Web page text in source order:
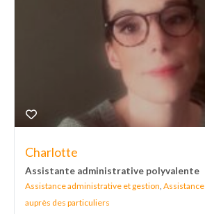
Charlotte
Assistante administrative polyvalente
Assistance administrative et gestion,
auprès des particuliers